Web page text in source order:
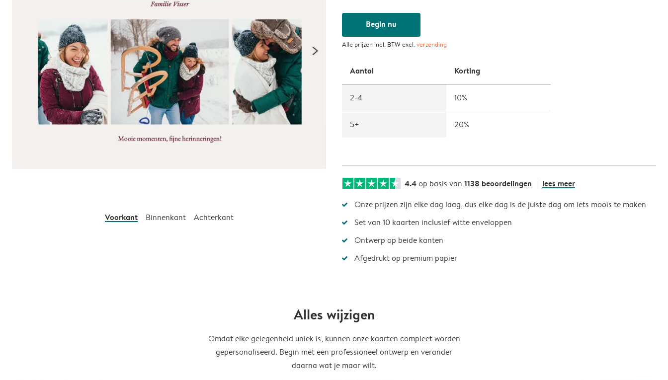
Voorkant Binnenkant Achterkant
Begin nu
Alle prijzen incl. BTW excl.verzending
Aantal Korting
2-4 10%
5+ 20%
4.4op basis van 1138 beoordelingen lees meer
Onze prijzen zijn elke dag laag, dus elke dag is de juiste dag om iets moois te maken
Set van 10 kaarten inclusief witte enveloppen
Ontwerp op beide kanten
Afgedrukt op premium papier
Alles wijzigen
Omdat elke gelegenheid uniek is, kunnen onze kaarten compleet worden
gepersonaliseerd. Begin met een professioneel ontwerp en verander
daarna wat je maar wilt.